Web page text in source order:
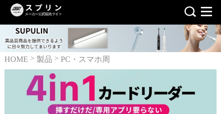
HOME > 製品 > PC・スマホ周